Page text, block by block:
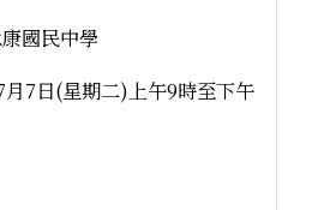
國民中學
7日(星期二)上午9時至下午